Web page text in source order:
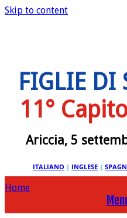
Skip to content
FIGLIE DI
11°
Ariccia, 5
ITALIANO | INGLESE |
Home